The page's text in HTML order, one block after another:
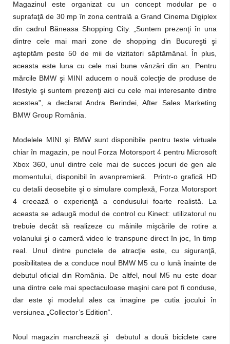
Magazinul este organizat cu un concept modular pe o
suprafaţă de 30 mp în zona centrală a Grand Cinema Digiplex
din cadrul Băneasa Shopping City. „Suntem prezenţi în una
dintre cele mai mari zone de shopping din Bucureşti şi
aşteptăm peste 50 de mii de vizitatori săptămânal. În plus,
aceasta este luna cu cele mai bune vânzări din an. Pentru
mărcile BMW şi MINI aducem o nouă colecţie de produse de
lifestyle şi suntem prezenţi aici cu cele mai interesante dintre
acestea”, a declarat Andra Berindei, After Sales Marketing
BMW Group România.
Modelele MINI şi BMW sunt disponibile pentru teste virtuale
chiar în magazin, pe noul Forza Motorsport 4 pentru Microsoft
Xbox 360, unul dintre cele mai de succes jocuri de gen ale
momentului, disponibil în avanpremieră. Printr-o grafică HD
cu detalii deosebite şi o simulare complexă, Forza Motorsport
4 creează o experienţă a condusului foarte realistă. La
aceasta se adaugă modul de control cu Kinect: utilizatorul nu
trebuie decât să realizeze cu mâinile mişcările de rotire a
volanului şi o cameră video le transpune direct în joc, în timp
real. Unul dintre punctele de atracţie este, cu siguranţă,
posibilitatea de a conduce noul BMW M5 cu o lună înainte de
debutul oficial din România. De altfel, noul M5 nu este doar
una dintre cele mai spectaculoase maşini care pot fi conduse,
dar este şi modelul ales ca imagine pe cutia jocului în
versiunea „Collector’s Edition“.
Noul magazin marchează şi debutul a două biciclete care